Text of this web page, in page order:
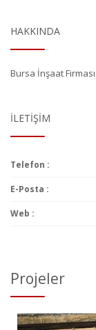
HAKKINDA
Bursa İnşaat Firması
İLETIŞIM
Telefon :
E-Posta :
Web :
Projeler